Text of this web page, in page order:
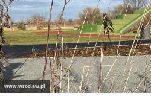
www.wroclaw.pl